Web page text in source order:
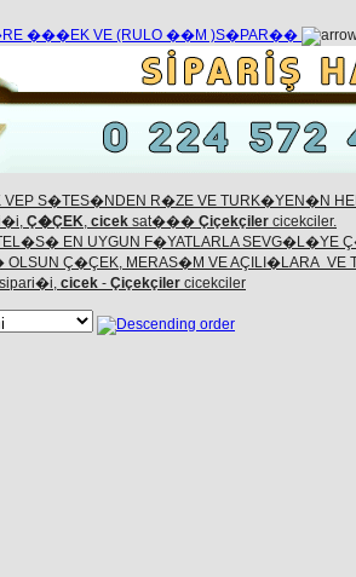
���EK VE (RULO ��M )S�PAR��
S�TES�NDEN R�ZE VE TURK�YEN�N
Ç�ÇEK, cicek sat��� Çiçekçiler cicekciler.
EN UYGUN F�YATLARLA SEVG�L�YE
Ç�ÇEK, MERAS�M VE AÇILI�LARA
sipari�i, cicek - Çiçekçiler cicekciler